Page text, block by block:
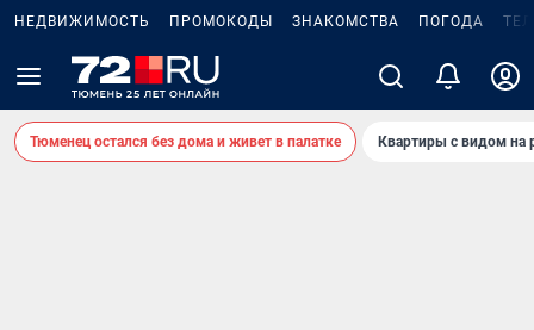
НЕДВИЖИМОСТЬ ПРОМОКОДЫ ЗНАКОМСТВА ПОГОДА
Тюменец остался без дома и живет в палатке Квартиры с видом на